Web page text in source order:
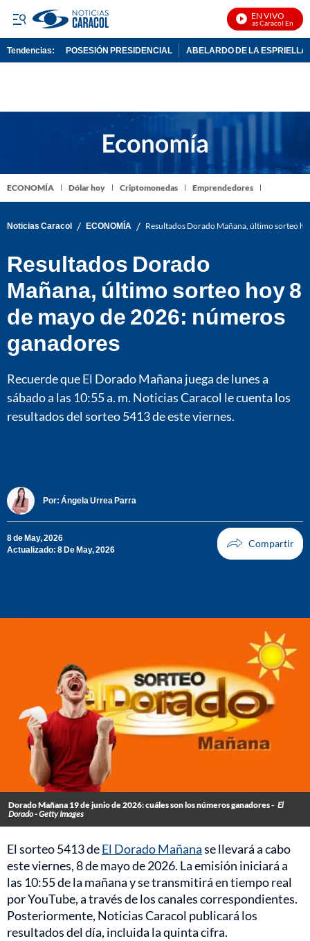
EN VIVO
Noticias Caracol En Vivo
Tendencias: POSESIÓN PRESIDENCIAL ABELARDO DE LA ESPRIELLA
ECONOMÍA Dólar hoy Criptomonedas Emprendedores
Noticias Caracol / ECONOMÍA / Resultados Dorado Mañana, último sorteo
Resultados Dorado
Mañana, último sorteo hoy 8
de mayo de 2026: números
ganadores
Recuerde que El Dorado Mañana juega de lunes a
sábado a las 10:55 a. m. Noticias Caracol le cuenta los
resultados del sorteo 5413 de este viernes.
Por: Ángela Urrea Parra
8 de May, 2026
Actualizado: 8 De May, 2026
Dorado Mañana 19 de junio de 2026: cuáles son los números ganadores - El
Dorado - Getty Images
El sorteo 5413 deEl Dorado Mañanase llevará a cabo
este viernes, 8 de mayo de 2026. La emisión iniciará a
las 10:55 de la mañana y se transmitirá en tiempo real
por YouTube, a través de los canales correspondientes.
Posteriormente, Noticias Caracol publicará los
resultados del día, incluida la quinta cifra.